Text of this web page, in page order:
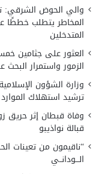
والي الحوض الشرقي:
المخاطر يتطلب خططًا
المتدخلين
العثور على جثامين
الزمور واستمرار
وزارة الشؤون
ترشيد استهلاك
وفاة قبطان إثر حريق
قبالة نواذيبو
“ناقيمون من تعينات
الـــودانــي